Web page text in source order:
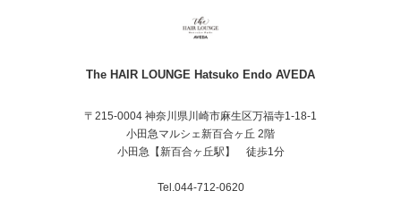
The HAIR LOUNGE Hatsuko Endo AVEDA
〒215-0004 神奈川県川崎市麻生区万福寺1-18-1
小田急マルシェ新百合ヶ丘 2階
小田急【新百合ヶ丘駅】 徒歩1分
Tel.044-712-0620